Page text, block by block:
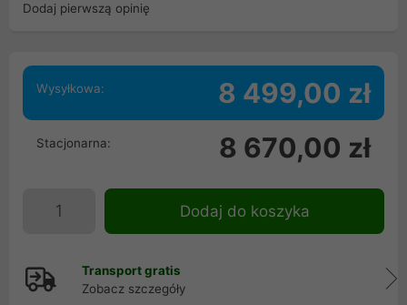
Dodaj pierwszą opinię
Wysyłkowa: 8 499,00 zł
Stacjonarna: 8 670,00 zł
Dodaj do koszyka
Transport gratis
Zobacz szczegóły